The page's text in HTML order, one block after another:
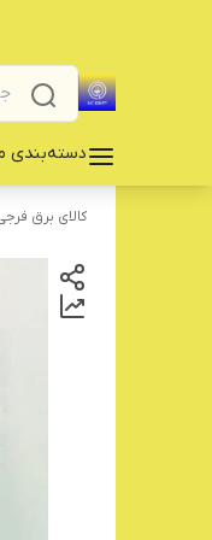
دسته‌بندی
کالای برق